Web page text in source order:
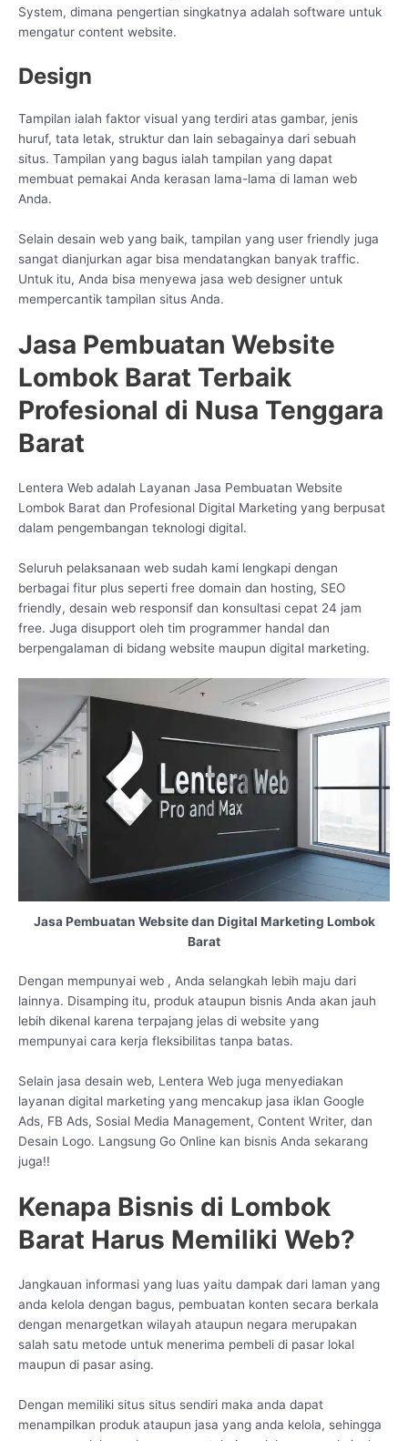
System, dimana pengertian singkatnya adalah software untuk
mengatur content website.
Design
Tampilan ialah faktor visual yang terdiri atas gambar, jenis
huruf, tata letak, struktur dan lain sebagainya dari sebuah
situs. Tampilan yang bagus ialah tampilan yang dapat
membuat pemakai Anda kerasan lama-lama di laman web
Anda.
Selain desain web yang baik, tampilan yang user friendly juga
sangat dianjurkan agar bisa mendatangkan banyak traffic.
Untuk itu, Anda bisa menyewa jasa web designer untuk
mempercantik tampilan situs Anda.
Jasa Pembuatan Website
Lombok Barat Terbaik
Profesional di Nusa Tenggara
Barat
Lentera Web adalah Layanan Jasa Pembuatan Website
Lombok Barat dan Profesional Digital Marketing yang berpusat
dalam pengembangan teknologi digital.
Seluruh pelaksanaan web sudah kami lengkapi dengan
berbagai fitur plus seperti free domain dan hosting, SEO
friendly, desain web responsif dan konsultasi cepat 24 jam
free. Juga disupport oleh tim programmer handal dan
berpengalaman di bidang website maupun digital marketing.
Jasa Pembuatan Website dan Digital Marketing Lombok
Barat
Dengan mempunyai web , Anda selangkah lebih maju dari
lainnya. Disamping itu, produk ataupun bisnis Anda akan jauh
lebih dikenal karena terpajang jelas di website yang
mempunyai cara kerja fleksibilitas tanpa batas.
Selain jasa desain web, Lentera Web juga menyediakan
layanan digital marketing yang mencakup jasa iklan Google
Ads, FB Ads, Sosial Media Management, Content Writer, dan
Desain Logo. Langsung Go Online kan bisnis Anda sekarang
juga!!
Kenapa Bisnis di Lombok
Barat Harus Memiliki Web?
Jangkauan informasi yang luas yaitu dampak dari laman yang
anda kelola dengan bagus, pembuatan konten secara berkala
dengan menargetkan wilayah ataupun negara merupakan
salah satu metode untuk menerima pembeli di pasar lokal
maupun di pasar asing.
Dengan memiliki situs situs sendiri maka anda dapat
menampilkan produk ataupun jasa yang anda kelola, sehingga